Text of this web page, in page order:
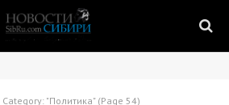
Category: "Политика" (Page 54)